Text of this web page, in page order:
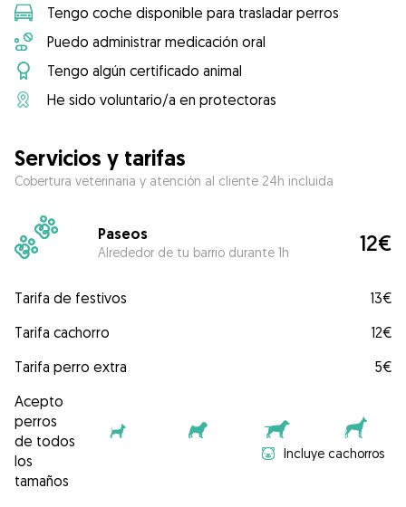
Tengo coche disponible para trasladar perros
Puedo administrar medicación oral
Tengo algún certificado animal
He sido voluntario/a en protectoras
Servicios y tarifas
Cobertura veterinaria y atención al cliente 24h incluida
Paseos
Alrededor de tu barrio durante 1h 12€
Tarifa de festivos
13€
Tarifa cachorro
12€
Tarifa perro extra
5€
Acepto
perros
de todos
los
tamaños
Incluye cachorros